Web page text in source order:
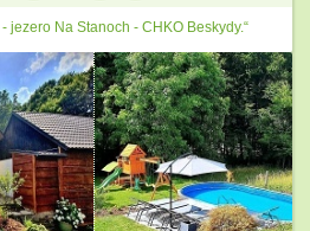
jezero Na Stanoch - CHKO Beskydy.“